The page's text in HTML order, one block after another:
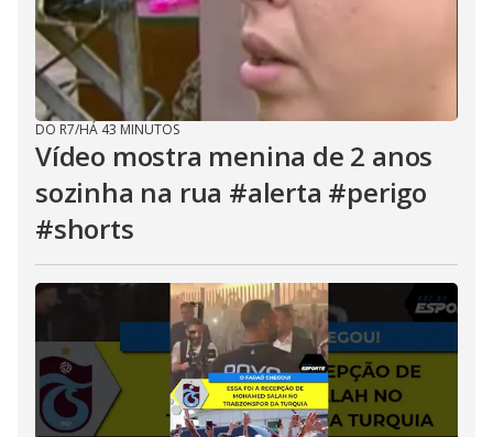
DO R7/HÁ 43 MINUTOS
Vídeo mostra menina de 2 anos
sozinha na rua #alerta #perigo
#shorts